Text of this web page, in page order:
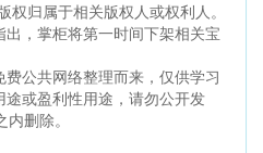
权归属于相关版权人或权利人。
，掌柜将第一时间下架相关宝
公共网络整理而来，仅供学习
或盈利性用途，请勿公开发
删除。